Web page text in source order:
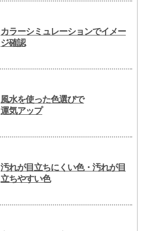
カラーシミュレーションでイメー
ジ確認
風水を使った色選びで
運気アップ
汚れが目立ちにくい色・汚れが目
立ちやすい色